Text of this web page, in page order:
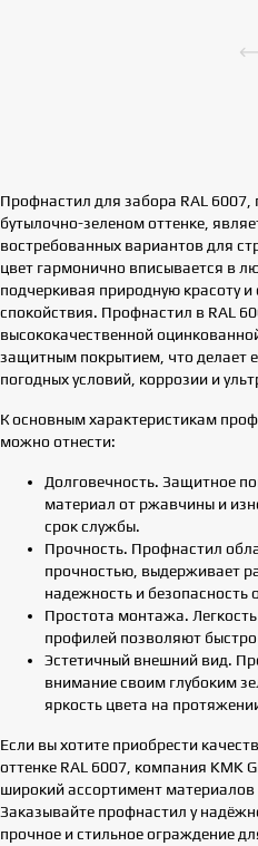
Профнастил для забора RAL
бутылочно-зеленом оттенке,
востребованных вариантов для
цвет гармонично вписывается в
подчеркивая природную красоту
спокойствия. Профнастил в RAL
высококачественной
защитным покрытием, что делает
погодных условий, коррозии и
К основным характеристикам
можно отнести:
Долговечность. Защитное
материал от ржавчины и
срок службы.
Прочность. Профнастил
прочностью, выдерживает
надежность и безопасность
Простота монтажа.
профилей позволяют быстро
Эстетичный внешний вид.
внимание своим глубоким
яркость цвета на
Если вы хотите приобрести
оттенке RAL 6007, компания KMK
широкий ассортимент
Заказывайте профнастил у
прочное и стильное ограждение